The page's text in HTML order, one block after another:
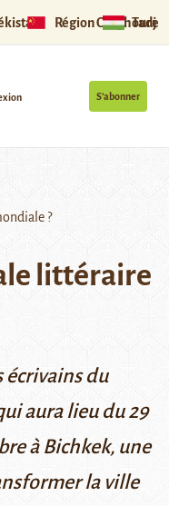
Région Ouïghoure
S’abonner
?
littéraire
écrivains du
aura lieu du 29
à Bichkek, une
la ville